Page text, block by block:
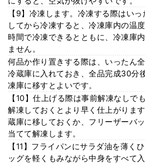
【9】冷凍します。冷凍する際はい
してから冷凍すると、冷凍庫内の温
時間で冷凍できるとともに、冷凍庫
ません。
何品か作り置きする際は、いったん
冷蔵庫に入れておき、全品完成30分
凍庫に移すとよいです。
【10】仕上げる際は事前解凍なしで
解凍しておくとより早く仕上がりま
蔵庫に移しておくか、フリーザーバ
当てて解凍します。
【11】フライパンにサラダ油を薄く
ッグを軽くもみながら中身をすべて